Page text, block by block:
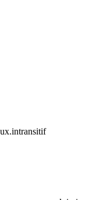
intransitif